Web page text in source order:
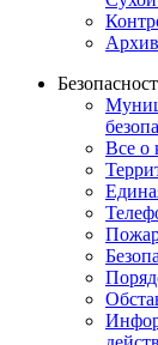
Архив
Все о